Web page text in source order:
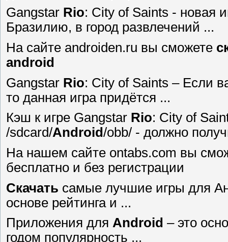
Gangstar Rio: City of Saints - новая
Бразилию, в город развлечений ...
На сайте androiden.ru вы сможете
android
Gangstar Rio: City of Saints – Если
то данная игра придётся ...
Кэш к игре Gangstar Rio: City of
/sdcard/Android/obb/ - должно
На нашем сайте ontabs.com вы
бесплатно и без регистрации
Скачать самые лучшие игры для
основе рейтинга и ...
Приложения для Android – это
годом популярность ...